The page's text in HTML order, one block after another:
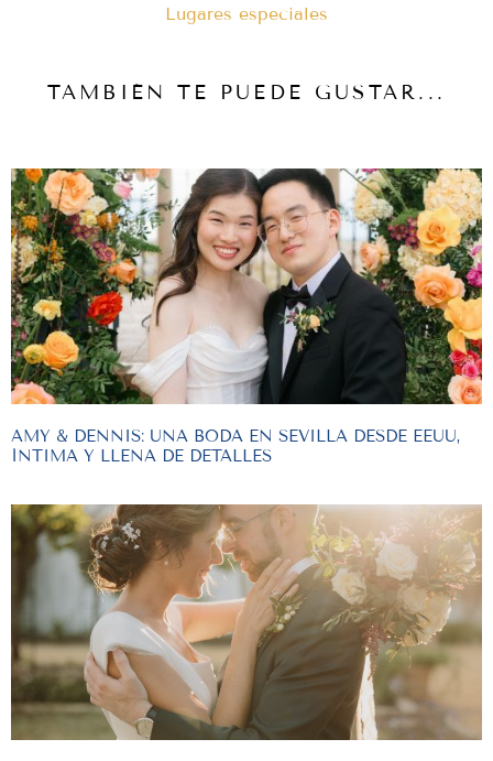
Lugares especiales
TAMBIÉN TE PUEDE GUSTAR...
AMY & DENNIS: UNA BODA EN SEVILLA DESDE EEUU,
ÍNTIMA Y LLENA DE DETALLES